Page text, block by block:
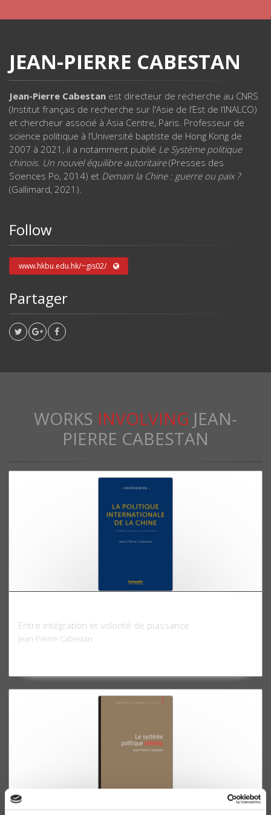
JEAN-PIERRE CABESTAN
Jean-Pierre Cabestan est directeur de recherche au CNRS
(Institut français de recherche sur l'Asie de l’Est de l’INALCO)
et chercheur associé à Asia Centre, Paris. Professeur de
science politique à l’Université baptiste de Hong Kong de
2007 à 2021, il a notamment publié Le Système politique
chinois. Un nouvel équilibre autoritaire(Presses des
Sciences Po, 2014) et Demain la Chine : guerre ou paix ?
(Gallimard, 2021).
Follow
www.hkbu.edu.hk/~gis02/
Partager
WORKS INVOLVING JEAN-
PIERRE CABESTAN
Entre intégration et volonté de puissance
Jean-Pierre Cabestan